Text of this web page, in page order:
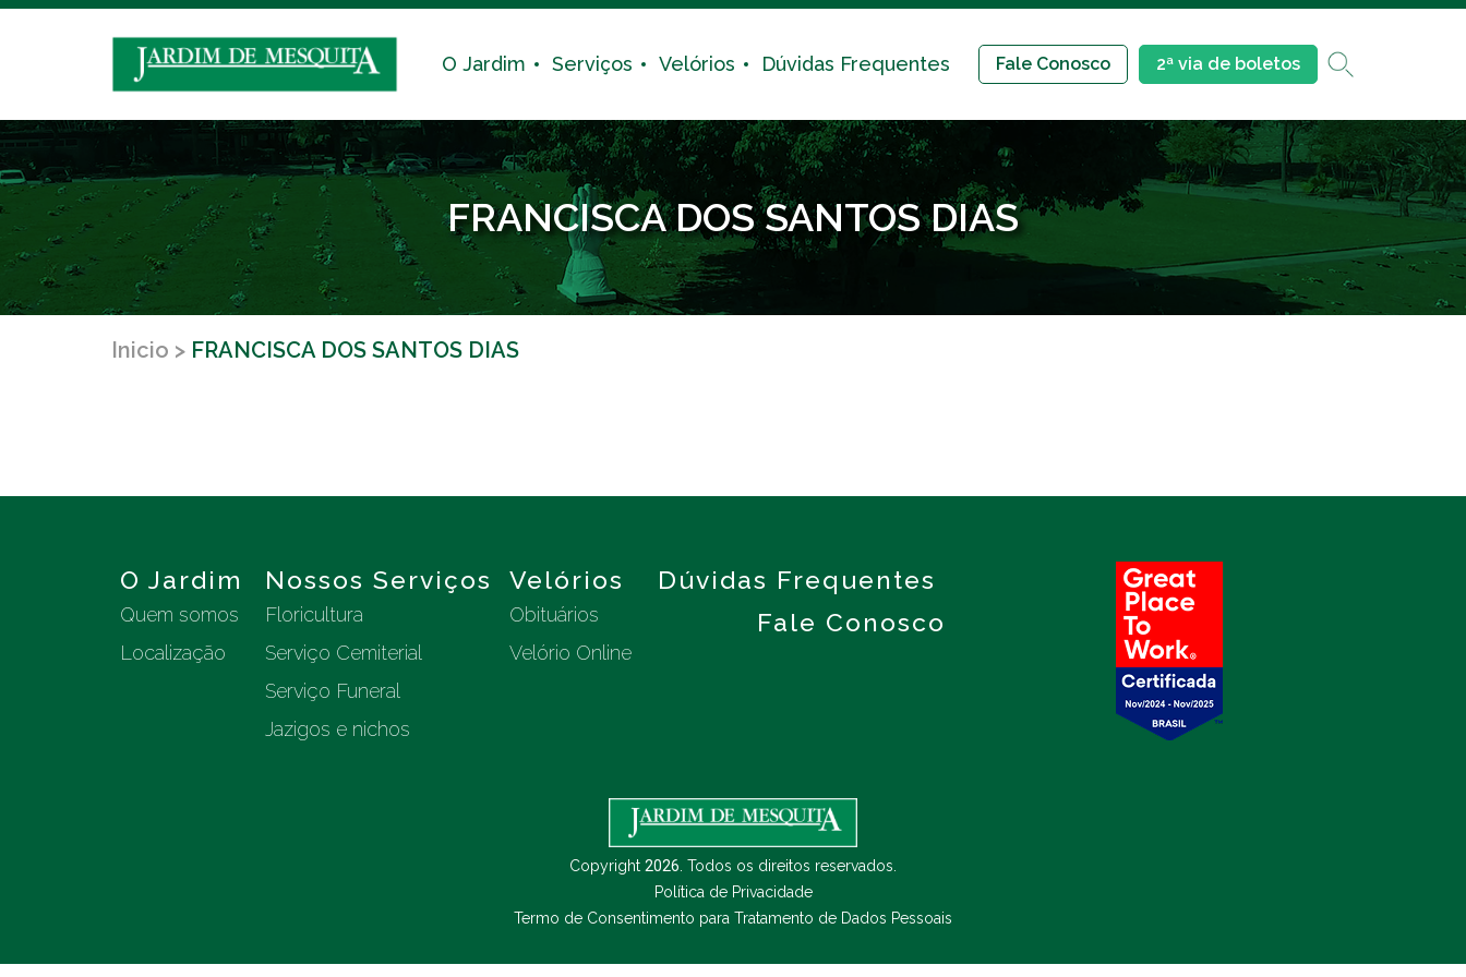
O Jardim Serviços Velórios Dúvidas Frequentes Fale Conosco 2ª via de boletos
FRANCISCA DOS SANTOS DIAS
Inicio FRANCISCA DOS SANTOS DIAS
O Jardim
Quem somos
Localização
Nossos Serviços
Floricultura
Serviço Cemiterial
Serviço Funeral
Jazigos e nichos
Velórios
Obituários
Velório Online
Dúvidas Frequentes
Fale Conosco
Copyright 2026 . Todos os direitos reservados.
Política de Privacidade
Termo de Consentimento para Tratamento de Dados Pessoais